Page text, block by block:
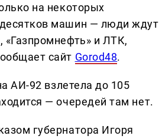
на некоторых
десятков машин — люди ждут
и ЛТК,
сайт Gorod48.
АИ-92 взлетела до 105
— очередей там нет.
губернатора Игоря